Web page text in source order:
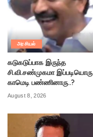
அரசியல்
கடுகடுப்பாக இருந்த
சி.வி.சண்முகமா இப்படியொரு
காமெடி பண்ணினாரு..?
August 8, 2026